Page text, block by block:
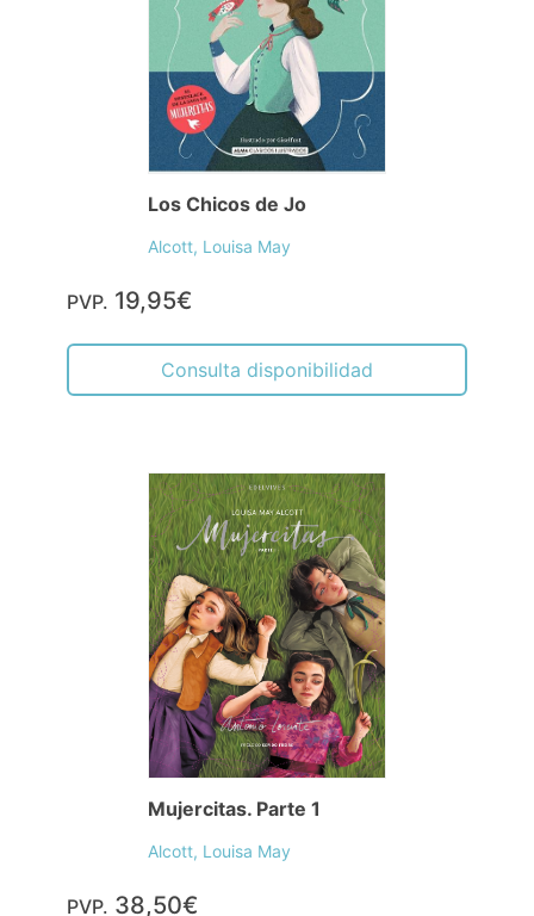
Los Chicos de Jo
Alcott, Louisa May
PVP. 19,95€
Consulta disponibilidad
Mujercitas. Parte 1
Alcott, Louisa May
PVP. 38,50€